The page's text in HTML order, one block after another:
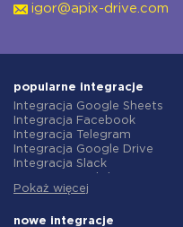
igor@apix-drive.com
popularne integracje
Integracja Google Sheets
Integracja Facebook
Integracja Telegram
Integracja Google Drive
Integracja Slack
Integracja Gmail
Integracja ClickUp
Pokaż więcej
nowe integracje